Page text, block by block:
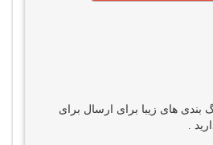
بندی های زیبا برای ارسال برای
.